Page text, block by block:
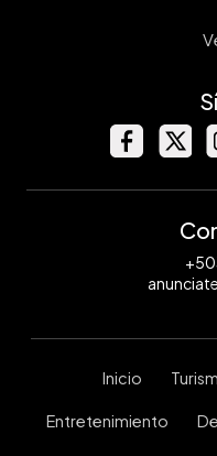
Inicio
Entretenimiento